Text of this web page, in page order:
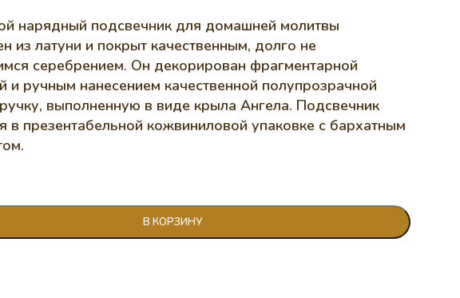
нарядный подсвечник для домашней молитвы
из латуни и покрыт качественным, долго не
серебрением. Он декорирован фрагментарной
и ручным нанесением качественной полупрозрачной
выполненную в виде крыла Ангела. Подсвечник
в презентабельной кожвиниловой упаковке с бархатным
В КОРЗИНУ